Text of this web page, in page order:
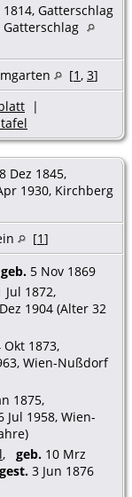
1814, Gatterschlag
Gatterschlag
[1, 3]
|
Dez 1845,
1930, Kirchberg
[1]
geb. 5 Nov 1869
Jul 1872,
1904 (Alter 32
Okt 1873,
Wien-Nußdorf
1875,
Jul 1958, Wien-
, geb. 10 Mrz
gest. 3 Jun 1876